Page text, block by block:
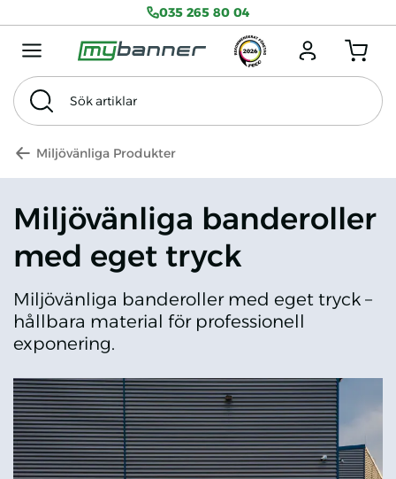
Sök artiklar
Sök
035 265 80 04
Logga in Antal produkter
Menu mobile
Exkl. Moms
Tema
Miljövänliga banderoller
med eget tryck
Miljövänliga banderoller med eget tryck –
hållbara material för professionell
exponering.
Banderoller Miljövänliga
Miljövänliga Produkter